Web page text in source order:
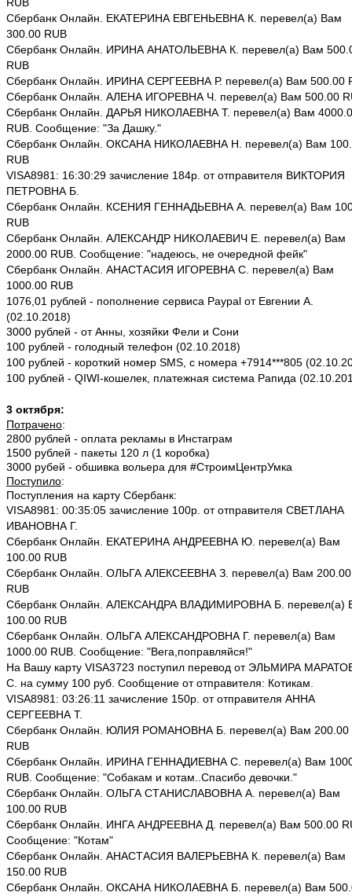
RUB
Сбербанк Онлайн. ЕКАТЕРИНА ЕВГЕНЬЕВНА К. перевел(а) Вам
300.00 RUB
Сбербанк Онлайн. ИРИНА АНАТОЛЬЕВНА К. перевел(а) Вам
RUB
Сбербанк Онлайн. ИРИНА СЕРГЕЕВНА Р. перевел(а) Вам 500.00
Сбербанк Онлайн. АЛЕНА ИГОРЕВНА Ч. перевел(а) Вам 500.00
Сбербанк Онлайн. ДАРЬЯ НИКОЛАЕВНА Т. перевел(а) Вам
RUB. Сообщение: "За Дашку."
Сбербанк Онлайн. ОКСАНА НИКОЛАЕВНА Н. перевел(а) Вам
RUB
VISA8981: 16:30:29 зачисление 184р. от отправителя ВИКТОРИЯ
ПЕТРОВНА Б.
Сбербанк Онлайн. КСЕНИЯ ГЕННАДЬЕВНА А. перевел(а) Вам
RUB
Сбербанк Онлайн. АЛЕКСАНДР НИКОЛАЕВИЧ Е. перевел(а) Вам
2000.00 RUB. Сообщение: "надеюсь, не очередной фейк"
Сбербанк Онлайн. АНАСТАСИЯ ИГОРЕВНА С. перевел(а) Вам
1000.00 RUB
1076,01 рублей - пополнение сервиса Paypal от Евгении А.
(02.10.2018)
3000 рублей - от Анны, хозяйки Фели и Сони
100 рублей - голодный телефон (02.10.2018)
100 рублей - короткий номер SMS, с номера +7914***805
100 рублей - QIWI-кошелек, платежная система Рапида
3 октября:
Потрачено:
2800 рублей - оплата рекламы в Инстаграм
1500 рублей - пакеты 120 л (1 коробка)
3000 рубей - обшивка вольера для #СтроимЦентрУмка
Поступило:
Поступления на карту Сбербанк:
VISA8981: 00:35:05 зачисление 100р. от отправителя СВЕТЛАНА
ИВАНОВНА Г.
Сбербанк Онлайн. ЕКАТЕРИНА АНДРЕЕВНА Ю. перевел(а) Вам
100.00 RUB
Сбербанк Онлайн. ОЛЬГА АЛЕКСЕЕВНА З. перевел(а) Вам 200.00
RUB
Сбербанк Онлайн. АЛЕКСАНДРА ВЛАДИМИРОВНА Б. перевел(а)
100.00 RUB
Сбербанк Онлайн. ОЛЬГА АЛЕКСАНДРОВНА Г. перевел(а) Вам
1000.00 RUB. Сообщение: "Вега,поправляйся!"
На Вашу карту VISA3723 поступил перевод от ЭЛЬМИРА
С. на сумму 100 руб. Сообщение от отправителя: Котикам.
VISA8981: 03:26:11 зачисление 150р. от отправителя АННА
СЕРГЕЕВНА Т.
Сбербанк Онлайн. ЮЛИЯ РОМАНОВНА Б. перевел(а) Вам 200.00
RUB
Сбербанк Онлайн. ИРИНА ГЕННАДИЕВНА С. перевел(а) Вам
RUB. Сообщение: "Собакам и котам..Спасибо девочки."
Сбербанк Онлайн. ОЛЬГА СТАНИСЛАВОВНА А. перевел(а) Вам
100.00 RUB
Сбербанк Онлайн. ИНГА АНДРЕЕВНА Д. перевел(а) Вам 500.00
Сообщение: "Котам"
Сбербанк Онлайн. АНАСТАСИЯ ВАЛЕРЬЕВНА К. перевел(а) Вам
150.00 RUB
Сбербанк Онлайн. ОКСАНА НИКОЛАЕВНА Б. перевел(а) Вам